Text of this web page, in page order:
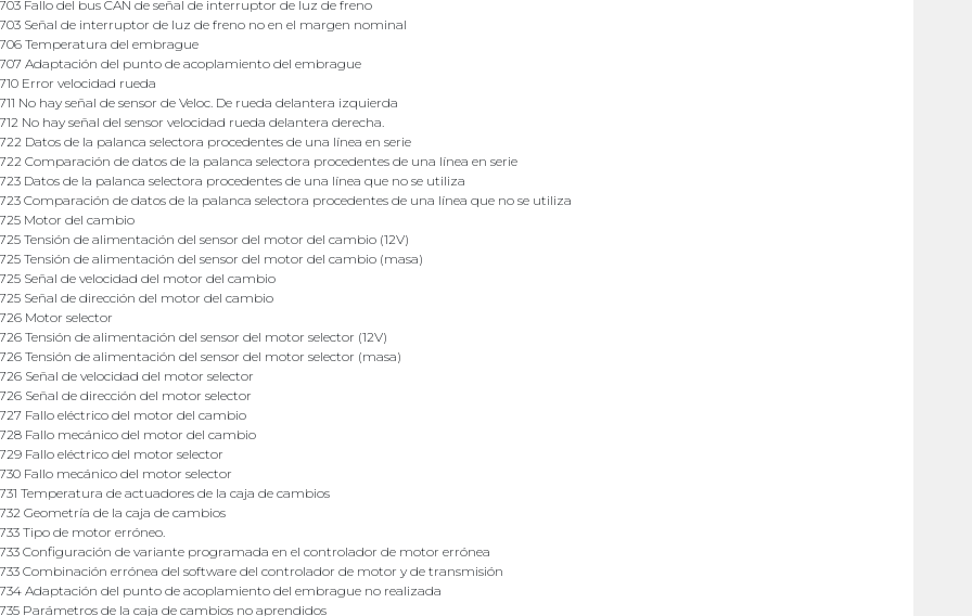
Fallo del bus CAN de señal de interruptor de luz de freno
Señal de interruptor de luz de freno no en el margen nominal
Temperatura del embrague
Adaptación del punto de acoplamiento del embrague
Error velocidad rueda
No hay señal de sensor de Veloc. De rueda delantera izquierda
No hay señal del sensor velocidad rueda delantera derecha.
Datos de la palanca selectora procedentes de una línea en serie
Comparación de datos de la palanca selectora procedentes de una línea en serie
Datos de la palanca selectora procedentes de una línea que no se utiliza
Comparación de datos de la palanca selectora procedentes de una línea que no se utiliza
Motor del cambio
Tensión de alimentación del sensor del motor del cambio (12V)
Tensión de alimentación del sensor del motor del cambio (masa)
Señal de velocidad del motor del cambio
Señal de dirección del motor del cambio
Motor selector
Tensión de alimentación del sensor del motor selector (12V)
Tensión de alimentación del sensor del motor selector (masa)
Señal de velocidad del motor selector
Señal de dirección del motor selector
Fallo eléctrico del motor del cambio
Fallo mecánico del motor del cambio
Fallo eléctrico del motor selector
Fallo mecánico del motor selector
Temperatura de actuadores de la caja de cambios
Geometría de la caja de cambios
Tipo de motor erróneo.
Configuración de variante programada en el controlador de motor errónea
Combinación errónea del software del controlador de motor y de transmisión
Adaptación del punto de acoplamiento del embrague no realizada
Parámetros de la caja de cambios no aprendidos